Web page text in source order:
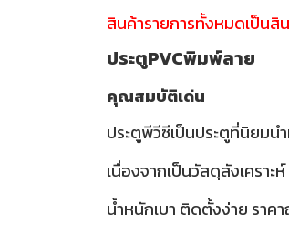
สินค้ารายการทั้งหมดเป็น
ประตูPVCพิมพ์ลาย
คุณสมบัติเด่น
ประตูพีวีซีเป็นประตูที่นิยมน
เนื่องจากเป็นวัสดุสังเค
น้ำหนักเบา ติดตั้งง่าย ราค